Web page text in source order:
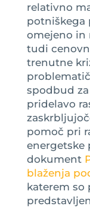
relativno
potniškega
omejeno in
tudi
trenutne
spodbud
pridelavo
pomoč pri
energetske
dokument
blaženja
katerem so